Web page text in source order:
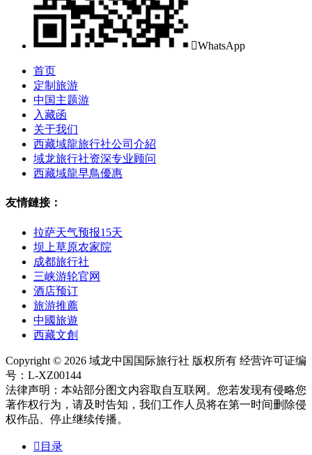
WhatsApp
首页
定制旅游
中国主题游
入藏函
关于我们
西藏域龍旅行社公司介紹
域龙旅行社资深专业顾问
西藏域龍早鳥優惠
友情鏈接：
拉萨天气预报15天
坝上草原农家院
成都旅行社
三峡游轮官网
酒店预订
旅游推薦
中國旅遊
西藏文創
Copyright © 2026 域龙中国国际旅行社 版权所有 经营许可证编
号：L-XZ00144
法律声明：本站部分图文内容取自互联网。您若发现有侵略您
著作权行为，请及时告知，我们工作人员将在第一时间删除侵
权作品、停止继续传播。
 目录